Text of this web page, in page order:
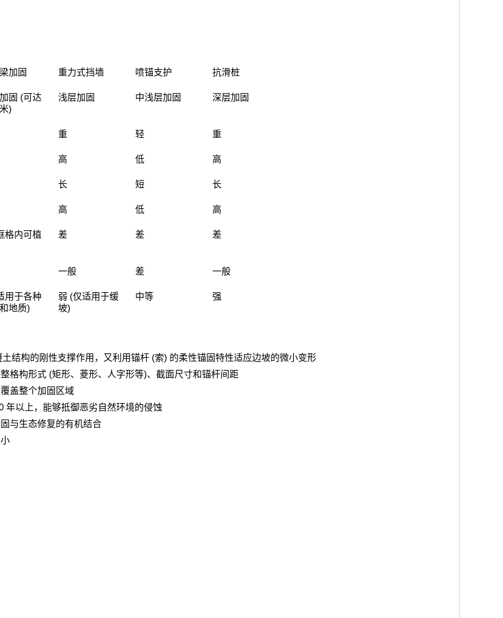
加固 重力式挡墙 喷锚支护 抗滑桩
固 (可达
)
浅层加固 中浅层加固 深层加固
重 轻 重
高 低 高
长 短 长
高 低 高
格内可植
差 差 差
一般 差 一般
用于各种
地质)
弱 (仅适用于缓
坡)
中等 强
结构的刚性支撑作用，又利用锚杆 (索) 的柔性锚固特性适应边坡的微小变形
格构形式 (矩形、菱形、人字形等)、截面尺寸和锚杆间距
盖整个加固区域
年以上，能够抵御恶劣自然环境的侵蚀
与生态修复的有机结合